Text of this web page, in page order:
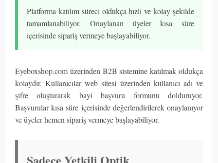
Platforma katılım süreci oldukça hızlı ve kolay şekilde
tamamlanabiliyor. Onaylanan üyeler kısa süre
içerisinde sipariş vermeye başlayabiliyor.
Eyeboxshop.com üzerinden B2B sistemine katılmak oldukça
kolaydır. Kullanıcılar web sitesi üzerinden kullanıcı adı ve
şifre oluşturarak bayi başvuru formunu dolduruyor.
Başvurular kısa süre içerisinde değerlendirilerek onaylanıyor
ve üyeler hemen sipariş vermeye başlayabiliyor.